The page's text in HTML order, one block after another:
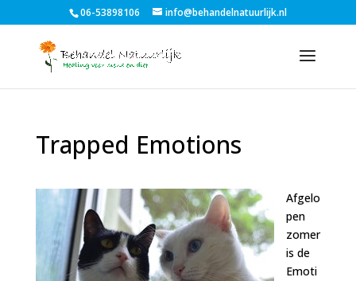
06-53898106 info@behandelnatuurlijk.nl
Trapped Emotions
Afgelo
pen
zomer
is de
Emoti